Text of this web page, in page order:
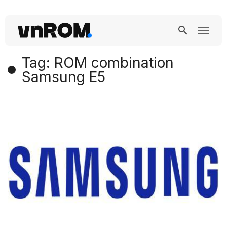
Tag: ROM combination
Samsung E5